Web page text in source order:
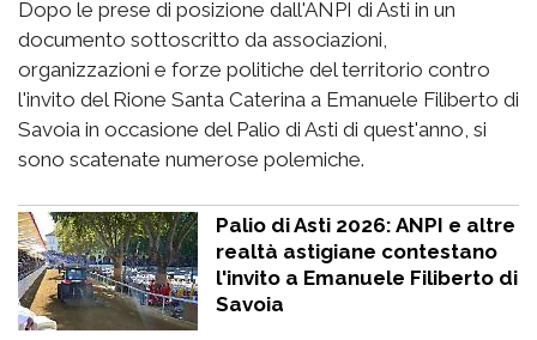
Dopo le prese di posizione dall'ANPI di Asti in un
documento sottoscritto da associazioni,
organizzazioni e forze politiche del territorio contro
l'invito del Rione Santa Caterina a Emanuele Filiberto di
Savoia in occasione del Palio di Asti di quest'anno, si
sono scatenate numerose polemiche.
Palio di Asti 2026: ANPI e altre
realtà astigiane contestano
l'invito a Emanuele Filiberto di
Savoia